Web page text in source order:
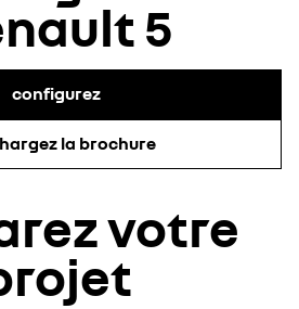
5
configurez
la brochure
votre